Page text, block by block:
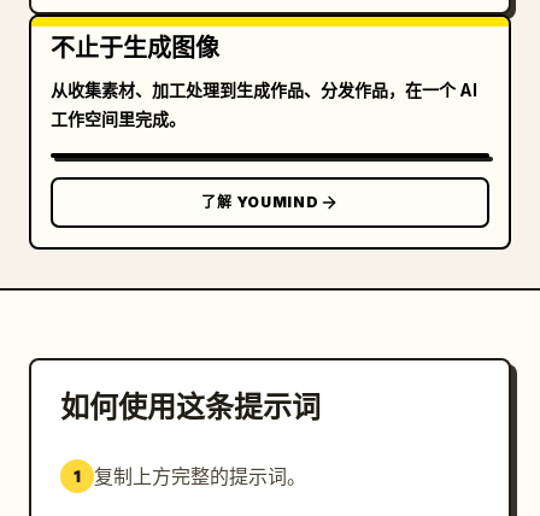
不止于生成图像
从收集素材、加工处理到生成作品、分发作品，在一个 AI
工作空间里完成。
了解 YOUMIND
如何使用这条提示词
1 复制上方完整的提示词。